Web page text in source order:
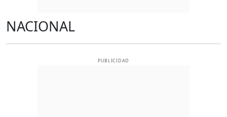
NACIONAL
PUBLICIDAD